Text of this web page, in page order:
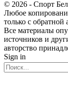
© 2026 - Спорт
Любое
только с обратной
Все материалы
источников и
авторство
Sign in